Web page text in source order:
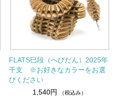
FLATS巳段（へびだん）2025年
干支 ※お好きなカラーをお選
びください
1,540円
（税込み）